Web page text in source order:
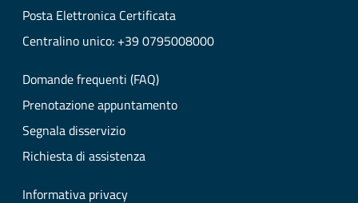
Posta Elettronica Certificata
Centralino unico: +39 0795008000
Domande frequenti (FAQ)
Prenotazione appuntamento
Segnala disservizio
Richiesta di assistenza
Informativa privacy